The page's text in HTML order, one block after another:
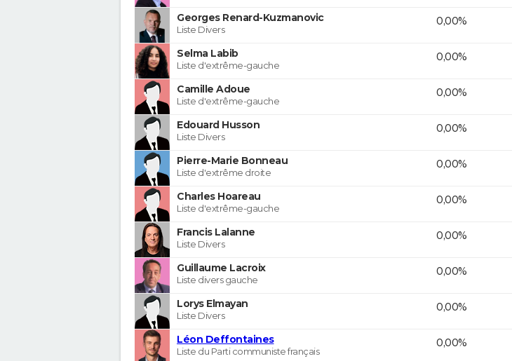
Georges Renard-Kuzmanovic
Liste Divers
0,00%
Selma Labib
Liste d'extrême-gauche
0,00%
Camille Adoue
Liste d'extrême-gauche
0,00%
Edouard Husson
Liste Divers
0,00%
Pierre-Marie Bonneau
Liste d'extrême droite
0,00%
Charles Hoareau
Liste d'extrême-gauche
0,00%
Francis Lalanne
Liste Divers
0,00%
Guillaume Lacroix
Liste divers gauche
0,00%
Lorys Elmayan
Liste Divers
0,00%
Léon Deffontaines
Liste du Parti communiste français
0,00%